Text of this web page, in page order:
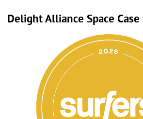
Delight Alliance Space Case